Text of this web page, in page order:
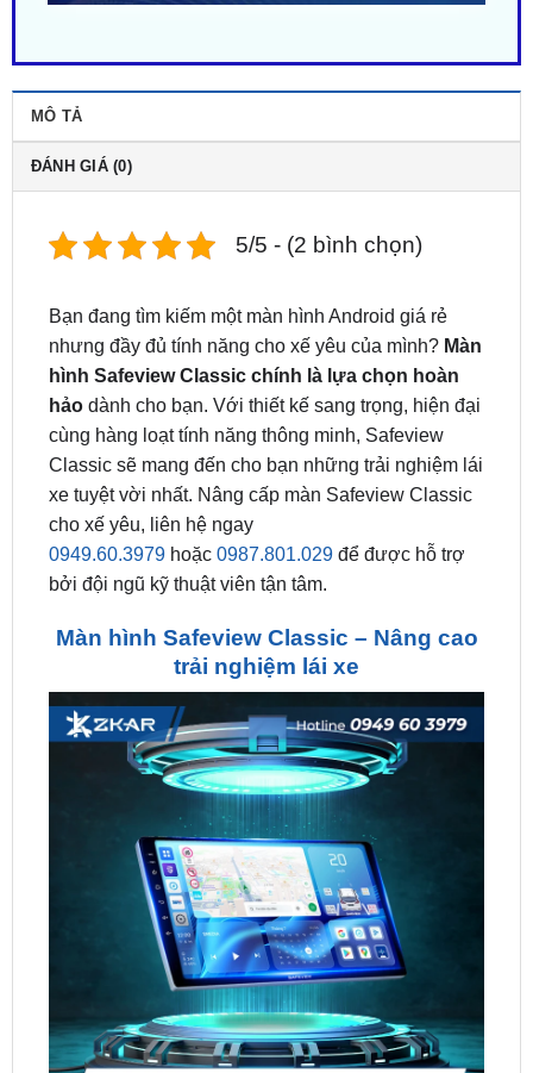
ĐÁNH GIÁ (0)
Bạn đang tìm kiếm một màn hình Android giá rẻ
hình Safeview Classic chính là lựa chọn hoàn
hảodành cho bạn. Với thiết kế sang trọng, hiện đại
cùng hàng loạt tính năng thông minh, Safeview
Classic sẽ mang đến cho bạn những trải nghiệm lái
xe tuyệt vời nhất. Nâng cấp màn Safeview Classic
cho xế yêu, liên hệ ngay
0949.60.3979hoặc0987.801.029để được hỗ trợ
bởi đội ngũ kỹ thuật viên tận tâm.
Màn hình Safeview Classic – Nâng cao